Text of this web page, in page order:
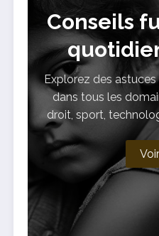
Conseils
Explorez des
dans tous les
droit, sport,